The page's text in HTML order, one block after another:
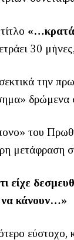
30
την
του
μετάφραση
να κάνουν…»
εύστοχο,